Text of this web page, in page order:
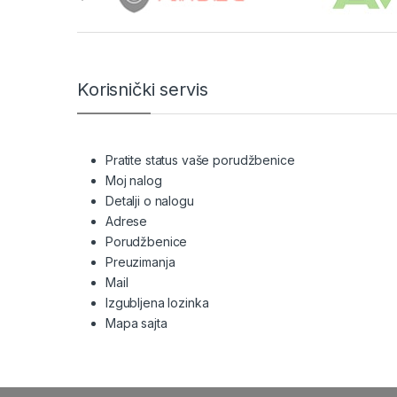
Korisnički servis
Pratite status vaše porudžbenice
Moj nalog
Detalji o nalogu
Adrese
Porudžbenice
Preuzimanja
Mail
Izgubljena lozinka
Mapa sajta